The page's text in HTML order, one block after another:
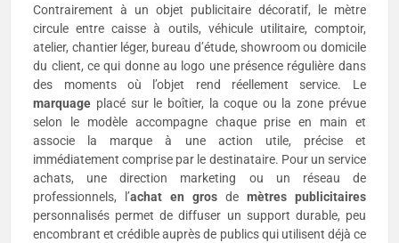
Contrairement à un objet publicitaire décoratif, le mètre
circule entre caisse à outils, véhicule utilitaire, comptoir,
atelier, chantier léger, bureau d’étude, showroom ou domicile
du client, ce qui donne au logo une présence régulière dans
des moments où l’objet rend réellement service. Le
marquage placé sur le boîtier, la coque ou la zone prévue
selon le modèle accompagne chaque prise en main et
associe la marque à une action utile, précise et
immédiatement comprise par le destinataire. Pour un service
achats, une direction marketing ou un réseau de
professionnels, l’achat en gros de mètres publicitaires
personnalisés permet de diffuser un support durable, peu
encombrant et crédible auprès de publics qui utilisent déjà ce